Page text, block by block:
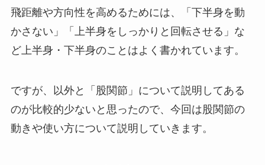
飛距離や方向性を高めるためには、「下半身を動
かさない」「上半身をしっかりと回転させる」な
ど上半身・下半身のことはよく書かれています。
ですが、以外と「股関節」について説明してある
のが比較的少ないと思ったので、今回は股関節の
動きや使い方について説明していきます。